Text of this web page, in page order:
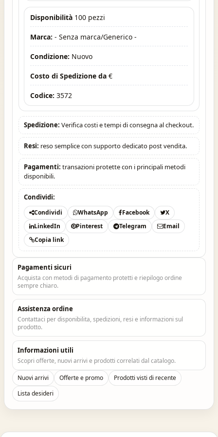
Disponibilità 100 pezzi
Marca: - Senza marca/Generico -
Condizione: Nuovo
Costo di Spedizione da €
Codice: 3572
Spedizione: Verifica costi e tempi di consegna al checkout.
Resi: reso semplice con supporto dedicato post vendita.
Pagamenti: transazioni protette con i principali metodi
disponibili.
Condividi:
Condividi WhatsApp Facebook
X
LinkedIn
Pinterest Telegram
Email
Copia link
Pagamenti sicuri
Acquista con metodi di pagamento protetti e riepilogo ordine
sempre chiaro.
Assistenza ordine
Contattaci per disponibilita, spedizioni, resi e informazioni sul
prodotto.
Informazioni utili
Scopri offerte, nuovi arrivi e prodotti correlati dal catalogo.
Nuovi arrivi Offerte e promo
Prodotti visti di recente
Lista desideri